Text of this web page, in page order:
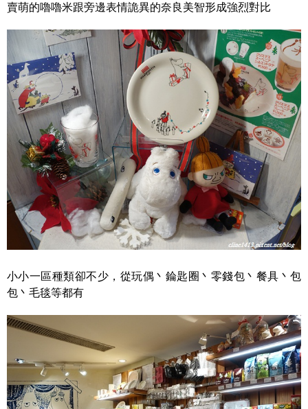
賣萌的嚕嚕米跟旁邊表情詭異的奈良美智形成強烈對比
小小一區種類卻不少，從玩偶丶錀匙圈丶零錢包丶餐具丶包
包丶毛毯等都有